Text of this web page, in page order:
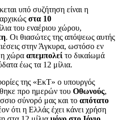
υπό συζήτηση είναι η
στα 10
του εναέριου χώρου,
. Οι θιασώτες της απόψεως αυτής
στην Άγκυρα, ωστόσο εν
η χώρα απεμπολεί το δικαίωμά
έως τα 12 μίλια.
της «ΕκΤ» ο υπουργός
προ ημερών του Οθωνούς,
σύνορό μας και το απότατο
ότι η Ελλάς έχει κάνει χρήση